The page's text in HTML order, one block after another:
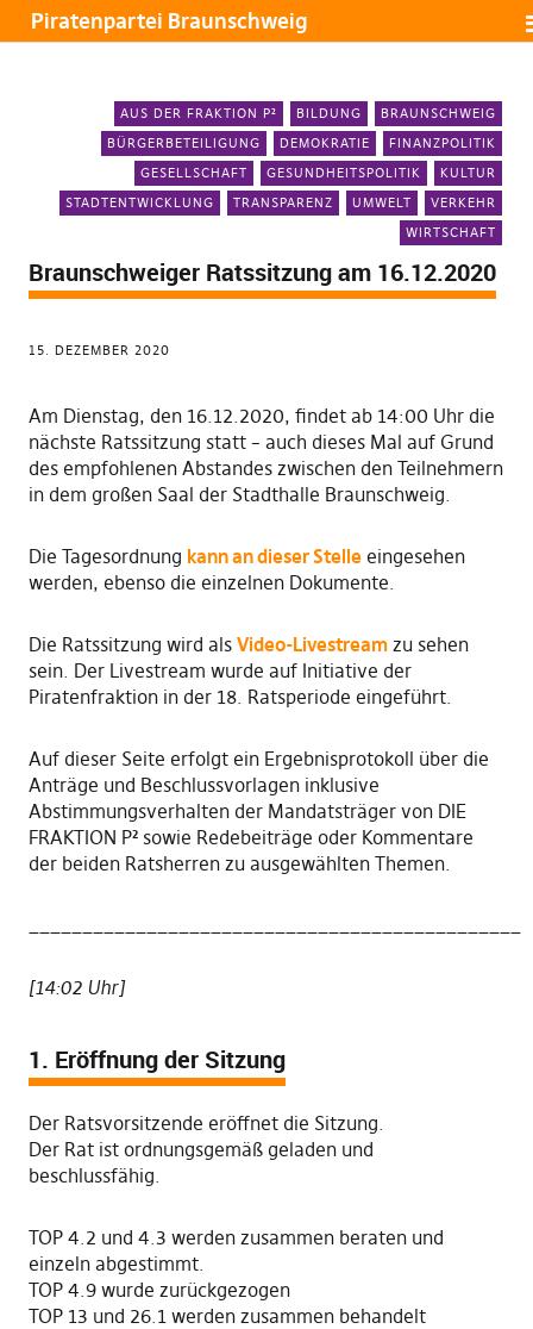
Piratenpartei Braunschweig
AUS DER FRAKTION P² BILDUNG
BRAUNSCHWEIG
BÜRGERBETEILIGUNG
DEMOKRATIE
FINANZPOLITIK
GESELLSCHAFT
GESUNDHEITSPOLITIK
KULTUR
STADTENTWICKLUNG
TRANSPARENZ UMWELT
VERKEHR
WIRTSCHAFT
Braunschweiger Ratssitzung am 16.12.2020
15. DEZEMBER 2020
Am Dienstag, den 16.12.2020, findet ab 14:00 Uhr die
nächste Ratssitzung statt – auch dieses Mal auf Grund
des empfohlenen Abstandes zwischen den Teilnehmern
in dem großen Saal der Stadthalle Braunschweig.
Die Tagesordnung kann an dieser Stelleeingesehen
werden, ebenso die einzelnen Dokumente.
Die Ratssitzung wird als Video-Livestreamzu sehen
sein. Der Livestream wurde auf Initiative der
Piratenfraktion in der 18. Ratsperiode eingeführt.
Auf dieser Seite erfolgt ein Ergebnisprotokoll über die
Anträge und Beschlussvorlagen inklusive
Abstimmungsverhalten der Mandatsträger von DIE
FRAKTION P² sowie Redebeiträge oder Kommentare
der beiden Ratsherren zu ausgewählten Themen.
[14:02 Uhr]
1. Eröffnung der Sitzung
Der Ratsvorsitzende eröffnet die Sitzung.
Der Rat ist ordnungsgemäß geladen und
beschlussfähig.
TOP 4.2 und 4.3 werden zusammen beraten und
einzeln abgestimmt.
TOP 4.9 wurde zurückgezogen
TOP 13 und 26.1 werden zusammen behandelt